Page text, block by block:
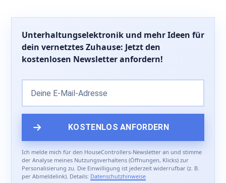
Unterhaltungselektronik und mehr Ideen für
dein vernetztes Zuhause: Jetzt den
kostenlosen Newsletter anfordern!
Ich melde mich für den HouseControllers-Newsletter an und stimme
der Analyse meines Nutzungsverhaltens (Öffnungen, Klicks) zur
Personalisierung zu. Die Einwilligung ist jederzeit widerrufbar (z. B.
per Abmeldelink). Details: Datenschutzhinweise